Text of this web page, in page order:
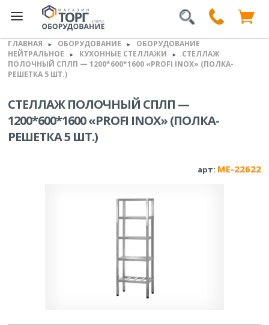
ГЛАВНАЯ ► ОБОРУДОВАНИЕ ►
ОБОРУДОВАНИЕ
НЕЙТРАЛЬНОЕ
► КУХОННЫЕ СТЕЛЛАЖИ ►
СТЕЛЛАЖ
ПОЛОЧНЫЙ СПЛП — 1200*600*1600 «PROFI INOX» (ПОЛКА-
РЕШЕТКА 5 ШТ.)
СТЕЛЛАЖ ПОЛОЧНЫЙ СПЛП —
1200*600*1600 «PROFI INOX» (ПОЛКА-
РЕШЕТКА 5 ШТ.)
арт: ME-22622